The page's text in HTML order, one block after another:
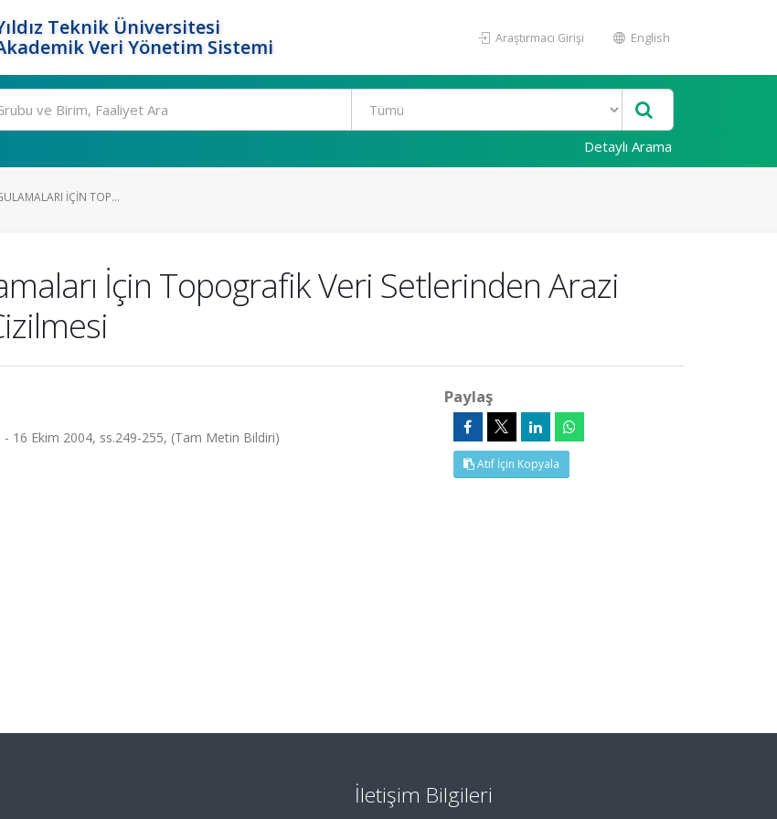
Teknik Üniversitesi
Veri Yönetim Sistemi
Araştırmacı Girişi English
Detaylı Arama
İÇIN TOP...
İçin Topografik Veri Setlerinden Arazi
16 Ekim 2004, ss.249-255, (Tam Metin Bildiri)
Paylaş
Atıf İçin Kopyala
İletişim Bilgileri